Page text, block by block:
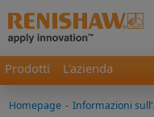
Prodotti L'azienda
Homepage - Informazioni